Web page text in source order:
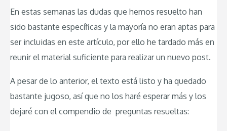
En estas semanas las dudas que hemos resuelto han
sido bastante específicas y la mayoría no eran aptas para
ser incluidas en este artículo, por ello he tardado más en
reunir el material suficiente para realizar un nuevo post.
A pesar de lo anterior, el texto está listo y ha quedado
bastante jugoso, así que no los haré esperar más y los
dejaré con el compendio de preguntas resueltas: